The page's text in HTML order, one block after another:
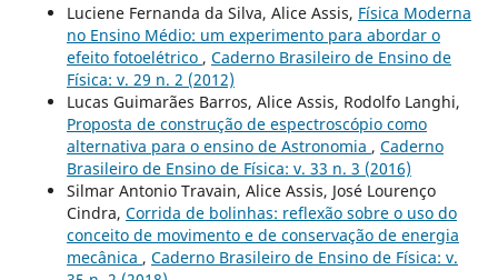
Luciene Fernanda da Silva, Alice Assis, Física Moderna
no Ensino Médio: um experimento para abordar o
efeito fotoelétrico , Caderno Brasileiro de Ensino de
Física: v. 29 n. 2 (2012)
Lucas Guimarães Barros, Alice Assis, Rodolfo Langhi,
Proposta de construção de espectroscópio como
alternativa para o ensino de Astronomia , Caderno
Brasileiro de Ensino de Física: v. 33 n. 3 (2016)
Silmar Antonio Travain, Alice Assis, José Lourenço
Cindra, Corrida de bolinhas: reflexão sobre o uso do
conceito de movimento e de conservação de energia
mecânica , Caderno Brasileiro de Ensino de Física: v.